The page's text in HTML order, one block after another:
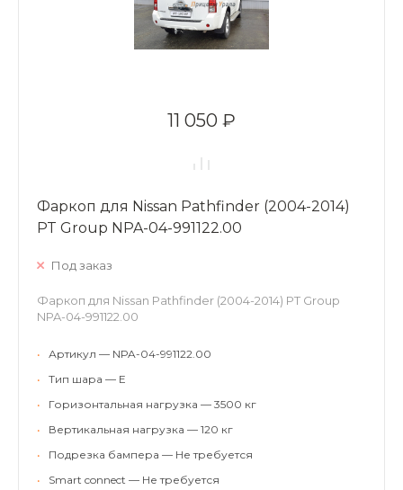
11 050 ₽
Фаркоп для Nissan Pathfinder (2004-2014)
PT Group NPA-04-991122.00
Под заказ
Фаркоп для Nissan Pathfinder (2004-2014) PT Group
NPA-04-991122.00
•
Артикул — NPA-04-991122.00
•
Тип шара — E
•
Горизонтальная нагрузка — 3500 кг
•
Вертикальная нагрузка — 120 кг
•
Подрезка бампера — Не требуется
•
Smart connect — Не требуется